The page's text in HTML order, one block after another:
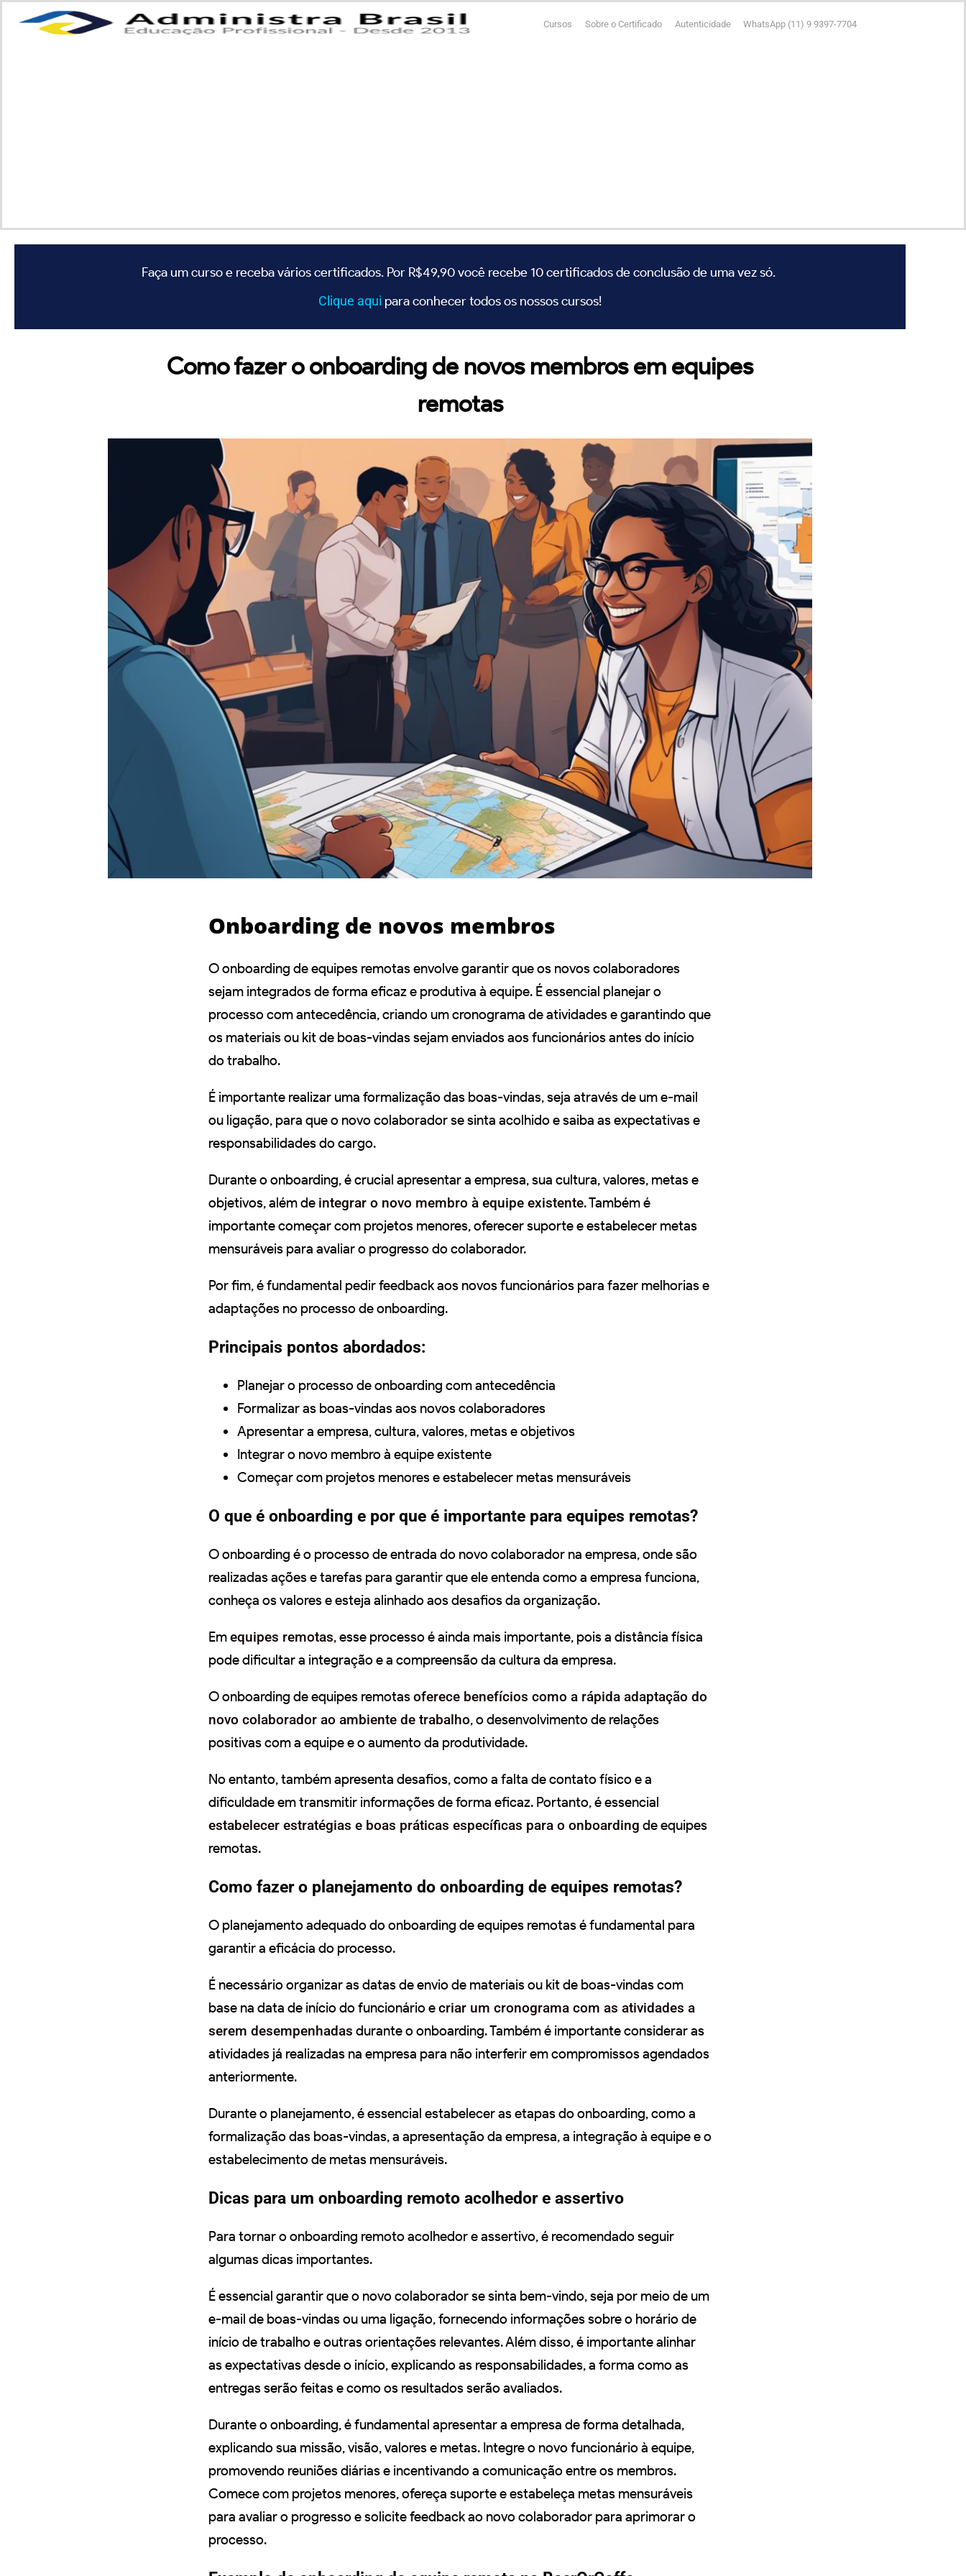
Cursos Sobre o Certificado Autenticidade WhatsApp (11) 9 9397-7704
Faça um curso e receba vários certificados. Por R$49,90 você recebe 10 certificados de conclusão de uma vez só.
Clique aqui para conhecer todos os nossos cursos!
Como fazer o onboarding de novos membros em equipes
remotas
Onboarding de novos membros
O onboarding de equipes remotas envolve garantir que os novos colaboradores
sejam integrados de forma eficaz e produtiva à equipe. É essencial planejar o
processo com antecedência, criando um cronograma de atividades e garantindo que
os materiais ou kit de boas-vindas sejam enviados aos funcionários antes do início
do trabalho.
É importante realizar uma formalização das boas-vindas, seja através de um e-mail
ou ligação, para que o novo colaborador se sinta acolhido e saiba as expectativas e
responsabilidades do cargo.
Durante o onboarding, é crucial apresentar a empresa, sua cultura, valores, metas e
objetivos, além de integrar o novo membro à equipe existente. Também é
importante começar com projetos menores, oferecer suporte e estabelecer metas
mensuráveis para avaliar o progresso do colaborador.
Por fim, é fundamental pedir feedback aos novos funcionários para fazer melhorias e
adaptações no processo de onboarding.
Principais pontos abordados:
Planejar o processo de onboarding com antecedência
Formalizar as boas-vindas aos novos colaboradores
Apresentar a empresa, cultura, valores, metas e objetivos
Integrar o novo membro à equipe existente
Começar com projetos menores e estabelecer metas mensuráveis
O que é onboarding e por que é importante para equipes remotas?
O onboarding é o processo de entrada do novo colaborador na empresa, onde são
realizadas ações e tarefas para garantir que ele entenda como a empresa funciona,
conheça os valores e esteja alinhado aos desafios da organização.
Emequipes remotas, esse processo é ainda mais importante, pois a distância física
pode dificultar a integração e a compreensão da cultura da empresa.
O onboarding de equipes remotasoferece benefícios como a rápida adaptação do
novo colaborador ao ambiente de trabalho, o desenvolvimento de relações
positivas com a equipe e o aumento da produtividade.
No entanto, também apresenta desafios, como a falta de contato físico e a
dificuldade em transmitir informações de forma eficaz. Portanto, é essencial
estabelecer estratégias e boas práticas específicas para o onboarding de equipes
remotas.
Como fazer o planejamento do onboarding de equipes remotas?
O planejamento adequado do onboarding de equipes remotas é fundamental para
garantir a eficácia do processo.
É necessário organizar as datas de envio de materiais ou kit de boas-vindas com
base na data de início do funcionário ecriar um cronograma com as atividades a
serem desempenhadas durante o onboarding. Também é importante considerar as
atividades já realizadas na empresa para não interferir em compromissos agendados
anteriormente.
Durante o planejamento, é essencial estabelecer as etapas do onboarding, como a
formalização das boas-vindas, a apresentação da empresa, a integração à equipe e o
estabelecimento de metas mensuráveis.
Dicas para um onboarding remoto acolhedor e assertivo
Para tornar o onboarding remoto acolhedor e assertivo, é recomendado seguir
algumas dicas importantes.
É essencial garantir que o novo colaborador se sinta bem-vindo, seja por meio de um
e-mail de boas-vindas ou uma ligação, fornecendo informações sobre o horário de
início de trabalho e outras orientações relevantes. Além disso, é importante alinhar
as expectativas desde o início, explicando as responsabilidades, a forma como as
entregas serão feitas e como os resultados serão avaliados.
Durante o onboarding, é fundamental apresentar a empresa de forma detalhada,
explicando sua missão, visão, valores e metas. Integre o novo funcionário à equipe,
promovendo reuniões diárias e incentivando a comunicação entre os membros.
Comece com projetos menores, ofereça suporte e estabeleça metas mensuráveis
para avaliar o progresso e solicite feedback ao novo colaborador para aprimorar o
processo.